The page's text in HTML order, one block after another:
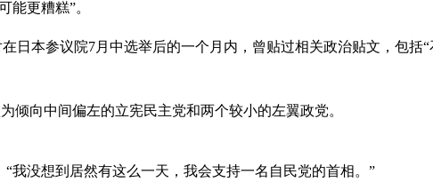
能更糟糕”。
日本参议院7月中选举后的一个月内，曾贴过相关政治贴文，包
倾向中间偏左的立宪民主党和两个较小的左翼政党。
我没想到居然有这么一天，我会支持一名自民党的首相。”